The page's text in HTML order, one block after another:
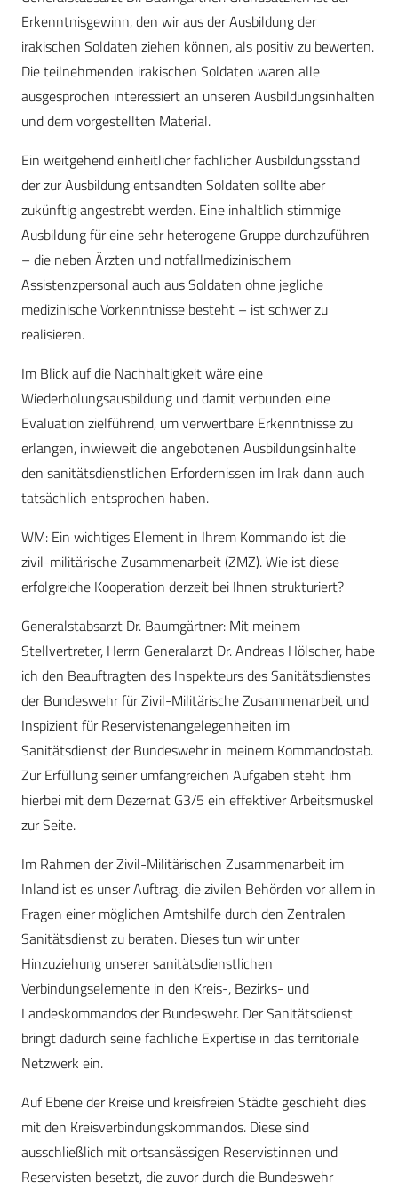
Erkenntnisgewinn, den wir aus der Ausbildung der
irakischen Soldaten ziehen können, als positiv zu bewerten.
Die teilnehmenden irakischen Soldaten waren alle
ausgesprochen interessiert an unseren Ausbildungsinhalten
und dem vorgestellten Material.
Ein weitgehend einheitlicher fachlicher Ausbildungsstand
der zur Ausbildung entsandten Soldaten sollte aber
zukünftig angestrebt werden. Eine inhaltlich stimmige
Ausbildung für eine sehr heterogene Gruppe durchzuführen
– die neben Ärzten und notfallmedizinischem
Assistenzpersonal auch aus Soldaten ohne jegliche
medizinische Vorkenntnisse besteht – ist schwer zu
realisieren.
Im Blick auf die Nachhaltigkeit wäre eine
Wiederholungsausbildung und damit verbunden eine
Evaluation zielführend, um verwertbare Erkenntnisse zu
erlangen, inwieweit die angebotenen Ausbildungsinhalte
den sanitätsdienstlichen Erfordernissen im Irak dann auch
tatsächlich entsprochen haben.
WM: Ein wichtiges Element in Ihrem Kommando ist die
zivil-militärische Zusammenarbeit (ZMZ). Wie ist diese
erfolgreiche Kooperation derzeit bei Ihnen strukturiert?
Generalstabsarzt Dr. Baumgärtner: Mit meinem
Stellvertreter, Herrn Generalarzt Dr. ­Andreas Hölscher, habe
ich den Beauftragten des Inspekteurs des Sanitätsdienstes
der Bundeswehr für Zivil-Militärische Zusammenarbeit und
Inspizient für Reservistenangelegenheiten im
Sanitätsdienst der Bundeswehr in meinem Kommandostab.
Zur Erfüllung seiner umfangreichen Aufgaben steht ihm
hierbei mit dem Dezernat G3/5 ein effektiver Arbeitsmuskel
zur Seite.
Im Rahmen der Zivil-Militärischen Zusammenarbeit im
Inland ist es unser Auftrag, die zivilen Behörden vor allem in
Fragen einer möglichen Amtshilfe durch den Zentralen
Sanitätsdienst zu beraten. Dieses tun wir unter
Hinzuziehung unserer sanitätsdienstlichen
Verbindungselemente in den Kreis-, Bezirks- und
Landeskommandos der Bundeswehr. Der Sanitätsdienst
bringt dadurch seine fachliche Expertise in das territoriale
Netzwerk ein.
Auf Ebene der Kreise und kreisfreien Städte geschieht dies
mit den Kreisverbindungskommandos. Diese sind
ausschließlich mit ortsansässigen Reservistinnen und
Reservisten besetzt, die zuvor durch die Bundeswehr